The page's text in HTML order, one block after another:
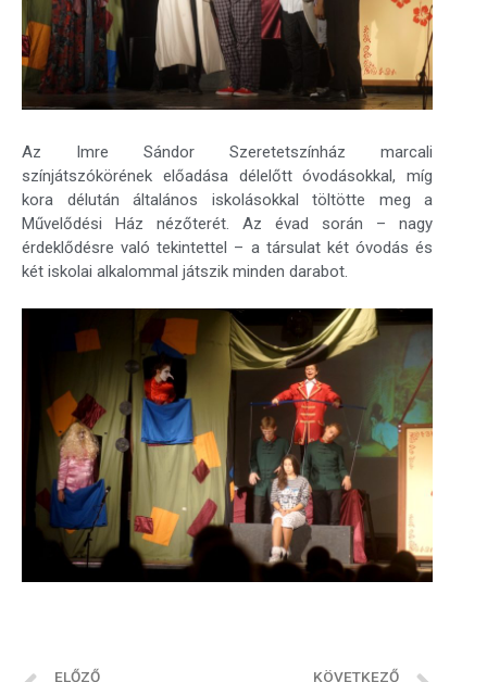
Az Imre Sándor Szeretetszínház marcali
színjátszókörének előadása délelőtt óvodásokkal, míg
kora délután általános iskolásokkal töltötte meg a
Művelődési Ház nézőterét. Az évad során – nagy
érdeklődésre való tekintettel – a társulat két óvodás és
két iskolai alkalommal játszik minden darabot.
ELŐZŐ KÖVETKEZŐ